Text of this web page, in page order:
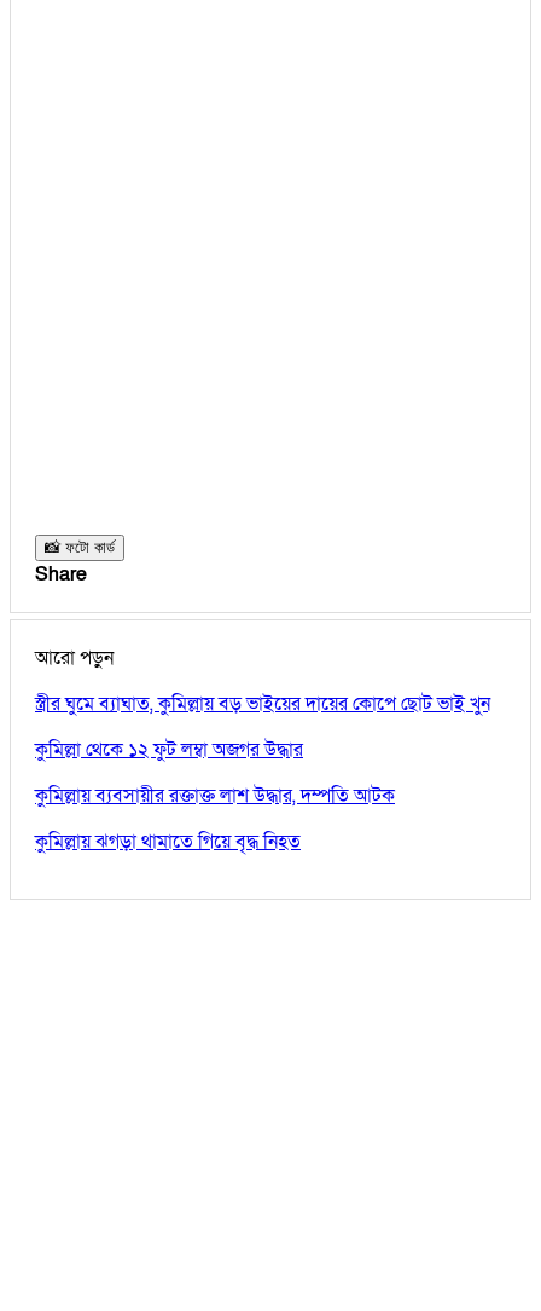
📸 ফটো কার্ড
Share
আরো পড়ুন
স্ত্রীর ঘুমে ব্যাঘাত, কুমিল্লায় বড় ভাইয়ের দায়ের কোপে ছোট ভাই খুন
কুমিল্লা থেকে ১২ ফুট লম্বা অজগর উদ্ধার
কুমিল্লায় ব্যবসায়ীর রক্তাক্ত লাশ উদ্ধার, দম্পতি আটক
কুমিল্লায় ঝগড়া থামাতে গিয়ে বৃদ্ধ নিহত